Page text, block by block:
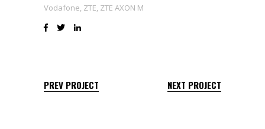
Vodafone, ZTE, ZTE AXON M
PREV PROJECT NEXT PROJECT